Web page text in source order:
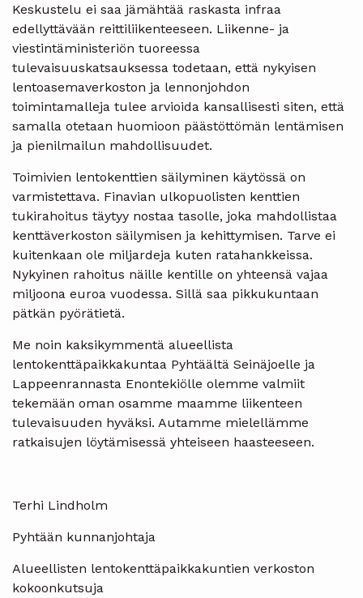
Keskustelu ei saa jämähtää raskasta infraa
edellyttävään reittiliikenteeseen. Liikenne- ja
viestintäministeriön tuoreessa
tulevaisuuskatsauksessa todetaan, että nykyisen
lentoasemaverkoston ja lennonjohdon
toimintamalleja tulee arvioida kansallisesti siten, että
samalla otetaan huomioon päästöttömän lentämisen
ja pienilmailun mahdollisuudet.
Toimivien lentokenttien säilyminen käytössä on
varmistettava. Finavian ulkopuolisten kenttien
tukirahoitus täytyy nostaa tasolle, joka mahdollistaa
kenttäverkoston säilymisen ja kehittymisen. Tarve ei
kuitenkaan ole miljardeja kuten ratahankkeissa.
Nykyinen rahoitus näille kentille on yhteensä vajaa
miljoona euroa vuodessa. Sillä saa pikkukuntaan
pätkän pyörätietä.
Me noin kaksikymmentä alueellista
lentokenttäpaikkakuntaa Pyhtäältä Seinäjoelle ja
Lappeenrannasta Enontekiölle olemme valmiit
tekemään oman osamme maamme liikenteen
tulevaisuuden hyväksi. Autamme mielellämme
ratkaisujen löytämisessä yhteiseen haasteeseen.
Terhi Lindholm
Pyhtään kunnanjohtaja
Alueellisten lentokenttäpaikkakuntien verkoston
kokoonkutsuja